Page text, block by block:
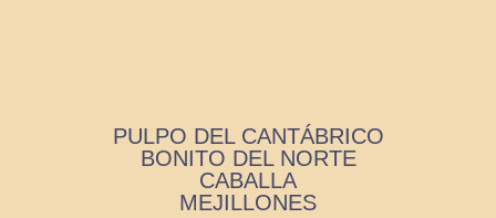
PULPO DEL CANTÁBRICO
BONITO DEL NORTE
CABALLA
MEJILLONES